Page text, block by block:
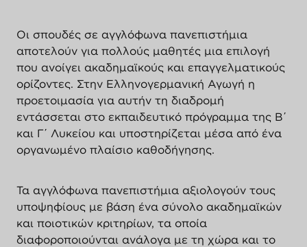
Οι σπουδές σε αγγλόφωνα πανεπιστήμια
αποτελούν για πολλούς μαθητές μια επιλογή
που ανοίγει ακαδημαϊκούς και επαγγελματικούς
ορίζοντες. Στην Ελληνογερμανική Αγωγή η
προετοιμασία για αυτήν τη διαδρομή
εντάσσεται στο εκπαιδευτικό πρόγραμμα της Β΄
και Γ΄ Λυκείου και υποστηρίζεται μέσα από ένα
οργανωμένο πλαίσιο καθοδήγησης.
Τα αγγλόφωνα πανεπιστήμια αξιολογούν τους
υποψηφίους με βάση ένα σύνολο ακαδημαϊκών
και ποιοτικών κριτηρίων, τα οποία
διαφοροποιούνται ανάλογα με τη χώρα και το